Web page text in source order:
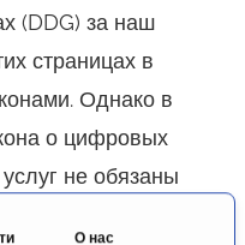
О нас
(DDG) за наш
страницах в
Однако в
о цифровых
не обязаны